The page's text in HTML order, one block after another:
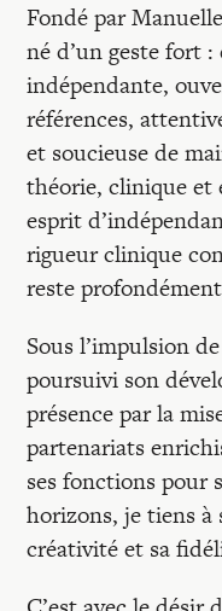
Auteurs
Blocs-notes
Recherches
Entretiens
Revues
Colloque
Mon panier
Fondé par
né d’un geste fort
indépendante,
références,
et soucieuse de
théorie, clinique et
esprit
rigueur clinique
reste
Sous l’impulsion
poursuivi son
présence par la
partenariats
ses fonctions pour
horizons, je tiens à
créativité et sa